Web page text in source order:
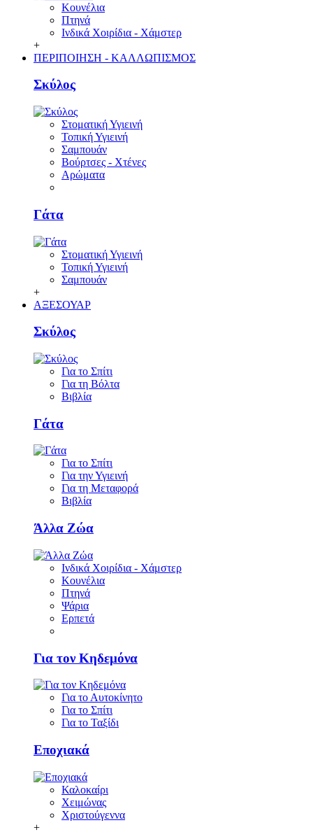
Κουνέλια
Πτηνά
Ινδικά Χοιρίδια - Χάμστερ
+
ΠΕΡΙΠΟΙΗΣΗ - ΚΑΛΛΩΠΙΣΜΟΣ
Σκύλος
Στοματική Υγιεινή
Τοπική Υγιεινή
Σαμπουάν
Βούρτσες - Χτένες
Αρώματα
Γάτα
Στοματική Υγιεινή
Τοπική Υγιεινή
Σαμπουάν
+
ΑΞΕΣΟΥΑΡ
Σκύλος
Για το Σπίτι
Για τη Βόλτα
Βιβλία
Γάτα
Για το Σπίτι
Για την Υγιεινή
Για τη Μεταφορά
Βιβλία
Άλλα Ζώα
Ινδικά Χοιρίδια - Χάμστερ
Κουνέλια
Πτηνά
Ψάρια
Ερπετά
Για τον Κηδεμόνα
Για το Αυτοκίνητο
Για το Σπίτι
Για το Ταξίδι
Εποχιακά
Καλοκαίρι
Χειμώνας
Χριστούγεννα
+